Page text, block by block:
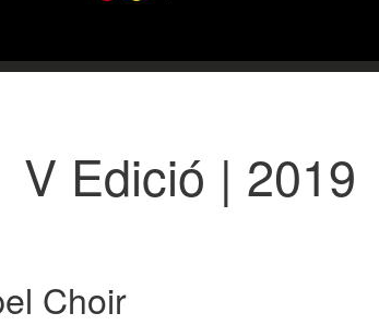
V Edició | 2019
Choir